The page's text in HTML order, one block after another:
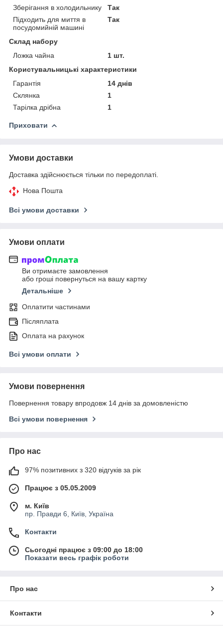
Зберігання в холодильнику
Так
Підходить для миття в
посудомийній машині
Так
Склад набору
Ложка чайна
1 шт.
Користувальницькі характеристики
Гарантія
14 днів
Склянка
1
Тарілка дрібна
1
Приховати
Умови доставки
Доставка здійснюється тільки по передоплаті.
Нова Пошта
Всі умови доставки
Умови оплати
Ви отримаєте замовлення
або гроші повернуться на вашу картку
Детальніше
Оплатити частинами
Післяплата
Оплата на рахунок
Всі умови оплати
Умови повернення
Повернення товару впродовж 14 днів за домовленістю
Всі умови повернення
Про нас
97% позитивних з 320 відгуків за рік
Працює з 05.05.2009
м. Київ
пр. Правди 6, Київ, Україна
Контакти
Сьогодні працює з 09:00 до 18:00
Показати весь графік роботи
Про нас
Контакти